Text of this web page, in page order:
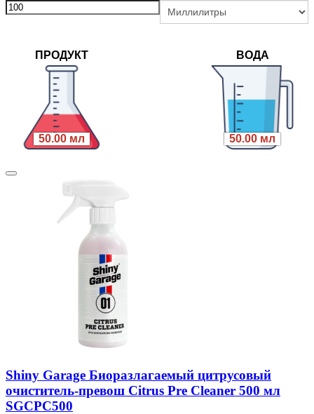
ПРОДУКТ
50.00 мл
ВОДА
50.00 мл
Shiny Garage Биоразлагаемый цитрусовый
очиститель-превош Citrus Pre Cleaner 500 мл
SGCPC500